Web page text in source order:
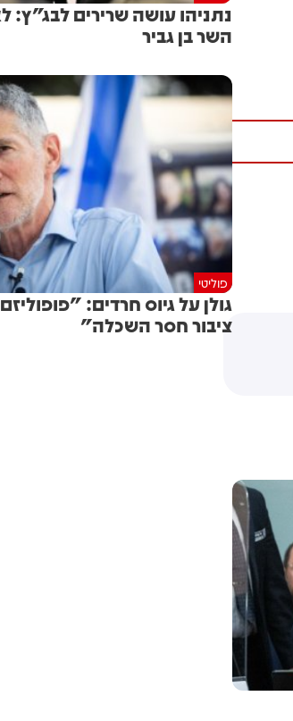
נתניהו עושה שרירים לבג"ץ:
השר בן גביר
פוליטי
גולן ‏על גיוס חרדים:
ציבור חסר השכלה"